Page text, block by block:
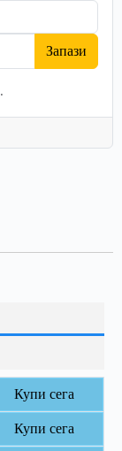
Запази
.
Купи сега
Купи сега